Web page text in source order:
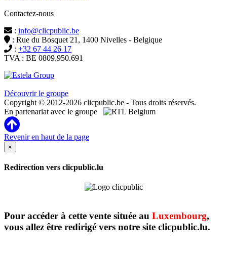
Contactez-nous
: info@clicpublic.be
: Rue du Bosquet 21, 1400 Nivelles - Belgique
: +32 67 44 26 17
TVA : BE 0809.950.691
Découvrir le groupe
Copyright © 2012-2026 clicpublic.be - Tous droits réservés.
En partenariat avec le groupe
Revenir en haut de la page
×
Redirection vers clicpublic.lu
Pour accéder à cette vente située au Luxembourg,
vous allez être redirigé vers notre site clicpublic.lu.